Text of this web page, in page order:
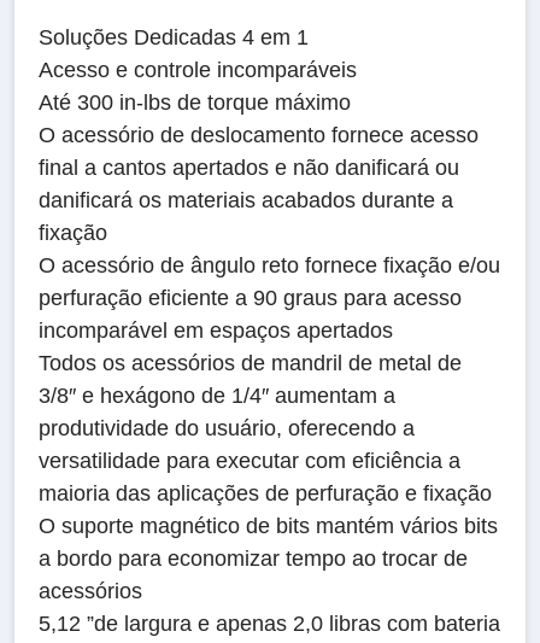
Soluções Dedicadas 4 em 1
Acesso e controle incomparáveis
Até 300 in-lbs de torque máximo
O acessório de deslocamento fornece acesso
final a cantos apertados e não danificará ou
danificará os materiais acabados durante a
fixação
O acessório de ângulo reto fornece fixação e/ou
perfuração eficiente a 90 graus para acesso
incomparável em espaços apertados
Todos os acessórios de mandril de metal de
3/8″ e hexágono de 1/4″ aumentam a
produtividade do usuário, oferecendo a
versatilidade para executar com eficiência a
maioria das aplicações de perfuração e fixação
O suporte magnético de bits mantém vários bits
a bordo para economizar tempo ao trocar de
acessórios
5,12 ”de largura e apenas 2,0 libras com bateria